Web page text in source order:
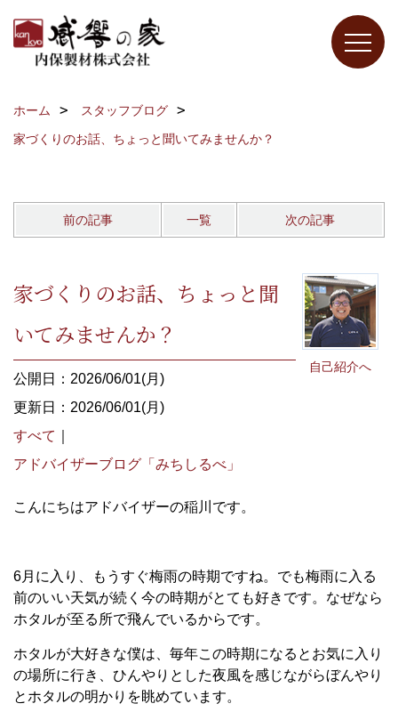
ホーム
スタッフブログ
家づくりのお話、ちょっと聞いてみませんか？
前の記事 一覧 次の記事
自己紹介へ
家づくりのお話、ちょっと聞
いてみませんか？
公開日：2026/06/01(月)
更新日：2026/06/01(月)
すべて
アドバイザーブログ「みちしるべ」
こんにちはアドバイザーの稲川です。
6月に入り、もうすぐ梅雨の時期ですね。でも梅雨に入る
前のいい天気が続く今の時期がとても好きです。なぜなら
ホタルが至る所で飛んでいるからです。
ホタルが大好きな僕は、毎年この時期になるとお気に入り
の場所に行き、ひんやりとした夜風を感じながらぼんやり
とホタルの明かりを眺めています。